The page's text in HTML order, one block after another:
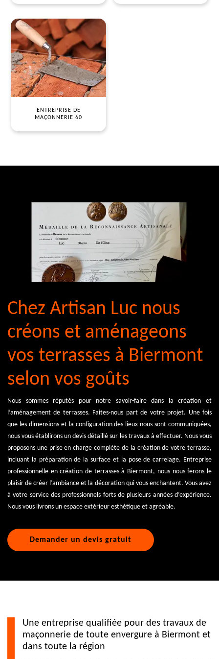
ENTREPRISE DE
MAÇONNERIE 60
Chez Artisan Luc nous
créons et aménageons
vos terrasses à Biermont
selon vos goûts
Nous sommes réputés pour notre savoir-faire dans la création et
l’aménagement de terrasses. Faites-nous part de votre projet. Une fois
que les dimensions et la configuration des lieux nous sont communiquées,
nous vous établirons un devis détaillé sur les travaux à effectuer. Nous vous
proposons une prise en charge complète de la création de votre terrasse,
incluant la préparation de la surface et la pose de carrelage. Entreprise
professionnelle en création de terrasses à Biermont, nous nous ferons le
plaisir de créer l’ambiance et la décoration qui vous enchantent. Vous avez
à votre service des professionnels forts de plusieurs années d’expérience.
Nous vous livrons un espace extérieur esthétique et agréable.
Demander un devis gratuit
Une entreprise qualifiée pour des travaux de
maçonnerie de toute envergure à Biermont et
dans toute la région